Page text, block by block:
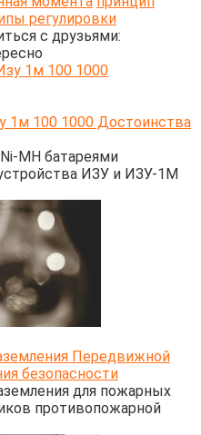
регулировки
с друзьями:
1м 100 1000 Достоинства
MH батареями
ИЗУ и ИЗУ-1М
Передвижной
безопасности
для пожарных
противопожарной